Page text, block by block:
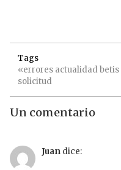
Tags
«errores actualidad betis
solicitud
Un comentario
Juan dice: